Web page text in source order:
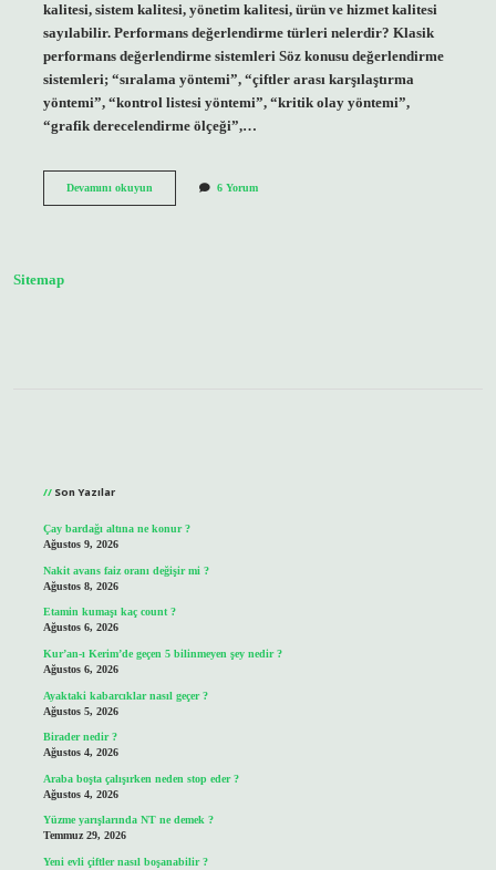
kalitesi, sistem kalitesi, yönetim kalitesi, ürün ve hizmet kalitesi
sayılabilir. Performans değerlendirme türleri nelerdir? Klasik
performans değerlendirme sistemleri Söz konusu değerlendirme
sistemleri; “sıralama yöntemi”, “çiftler arası karşılaştırma
yöntemi”, “kontrol listesi yöntemi”, “kritik olay yöntemi”,
“grafik derecelendirme ölçeği”,…
Devamını okuyunBaşarım
6 Yorum
Sitemap
Son Yazılar
Çay bardağı altına ne konur ?
Ağustos 9, 2026
Nakit avans faiz oranı değişir mi ?
Ağustos 8, 2026
Etamin kumaşı kaç count ?
Ağustos 6, 2026
Kur’an-ı Kerim’de geçen 5 bilinmeyen şey nedir ?
Ağustos 6, 2026
Ayaktaki kabarcıklar nasıl geçer ?
Ağustos 5, 2026
Birader nedir ?
Ağustos 4, 2026
Araba boşta çalışırken neden stop eder ?
Ağustos 4, 2026
Yüzme yarışlarında NT ne demek ?
Temmuz 29, 2026
Yeni evli çiftler nasıl boşanabilir ?